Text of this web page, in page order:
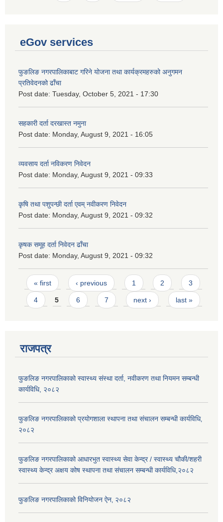
eGov services
फुङलिङ नगरपालिकाबाट गरिने योजना तथा कार्यक्रमहरुको अनुगमन
प्रतिवेदनको ढाँचा
Post date: Tuesday, October 5, 2021 - 17:30
सहकारी दर्ता दरखास्त नमुना
Post date: Monday, August 9, 2021 - 16:05
व्यवसाय दर्ता नविकरण निवेदन
Post date: Monday, August 9, 2021 - 09:33
कृषि तथा पशुपन्छी दर्ता एवम् नवीकरण निवेदन
Post date: Monday, August 9, 2021 - 09:32
कृषक समूह दर्ता निवेदन ढाँचा
Post date: Monday, August 9, 2021 - 09:32
Pages
« first ‹ previous 1 2 3
4 5 6 7 next › last »
राजपत्र
फुङलिङ नगरपालिकाको स्वास्थ्य संस्था दर्ता, नवीकरण तथा नियमन सम्बन्धी
कार्यविधि, २०८२
फुङलिङ नगरपालिकाको प्रयोगशाला स्थापना तथा संचालन सम्बन्धी कार्यविधि‚
२०८२
फुङलिङ नगरपालिकाको आधारभुत स्वास्थ्य सेवा केन्द्र / स्वास्थ्य चौकी/शहरी
स्वास्थ्य केन्द्र अक्षय कोष स्थापना तथा संचालन सम्बन्धी कार्यविधि,२०८२
फुङलिङ नगरपालिकाको विनियोजन ऐन‚ २०८२